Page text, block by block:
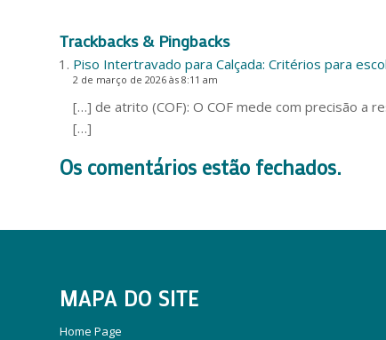
Trackbacks & Pingbacks
Piso Intertravado para Calçada: Critérios para
2 de março de 2026 às 8:11 am
[…] de atrito (COF): O COF mede com precisão a
[…]
Os comentários estão fechados.
MAPA DO SITE
Home Page